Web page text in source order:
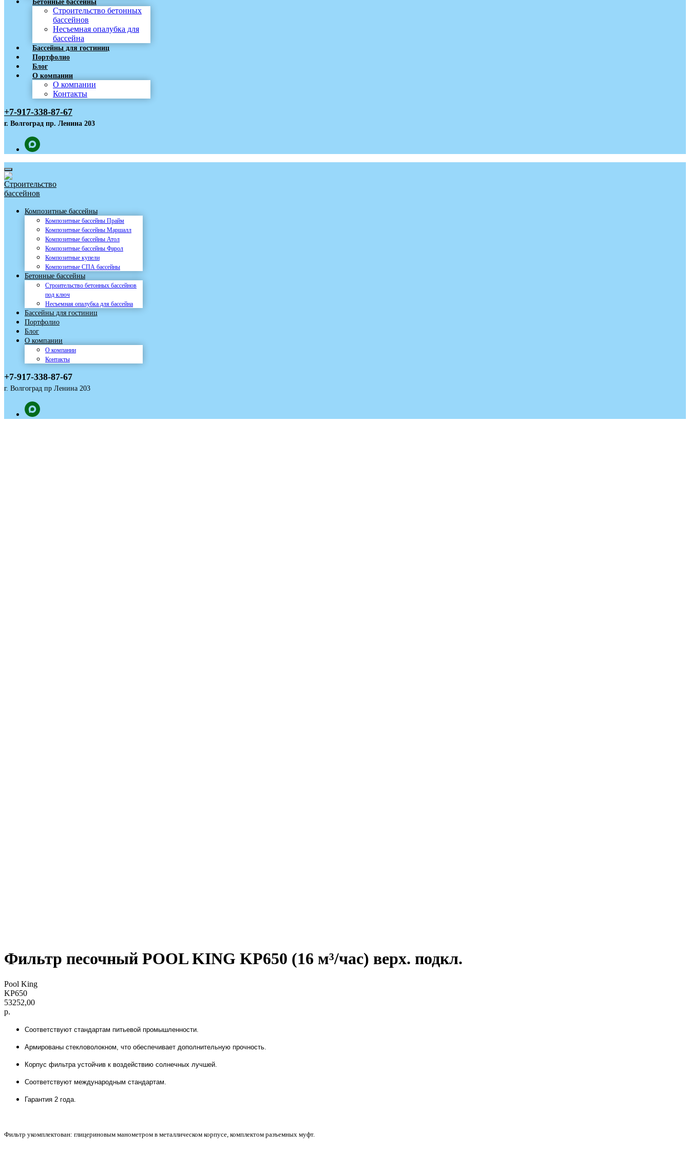
Бетонные бассейны
Строительство бетонных
бассейнов
Несъемная опалубка для
бассейна
Бассейны для гостиниц
Портфолио
Блог
О компании
О компании
Контакты
+7-917-338-87-67
г. Волгоград пр. Ленина 203
Композитные бассейны
Композитные бассейны Прайм
Композитные бассейны Маршалл
Композитные бассейны Атол
Композитные бассейны Фарол
Композитные купели
Композитные СПА бассейны
Бетонные бассейны
Строительство бетонных бассейнов
под ключ
Несъемная опалубка для бассейна
Бассейны для гостиниц
Портфолио
Блог
О компании
О компании
Контакты
+7-917-338-87-67
г. Волгоград пр Ленина 203
Фильтр песочный POOL KING KP650 (16 м³/час) верх. подкл.
Pool King
KP650
53252,00
р.
Соответствуют стандартам питьевой промышленности.
Армированы стекловолокном, что обеспечивает дополнительную прочность.
Корпус фильтра устойчив к воздействию солнечных лучшей.
Соответствуют международным стандартам.
Гарантия 2 года.
Фильтр укомплектован: глицериновым манометром в металлическом корпусе, комплектом разъемных муфт.